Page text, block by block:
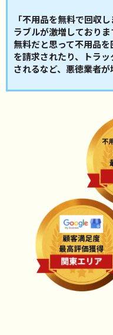
「不用品を無料で回収
ラブルが激増しておりま
無料だと思って不用品
を請求されたり、トラ
されるなど、悪徳業者が